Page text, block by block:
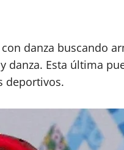
danza buscando
Esta última
deportivos.